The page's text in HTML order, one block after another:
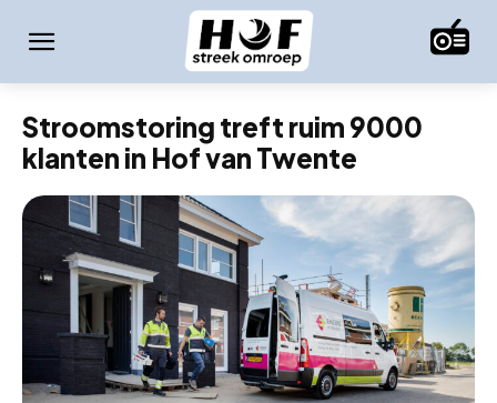
Stroomstoring treft ruim 9000
klanten in Hof van Twente